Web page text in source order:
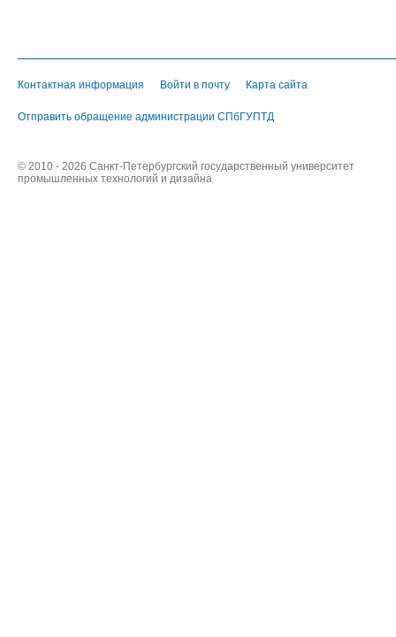
Контактная информация Войти в почту Карта сайта
Отправить обращение администрации СПбГУПТД
© 2010 - 2026 Санкт-Петербургский государственный университет
промышленных технологий и дизайна